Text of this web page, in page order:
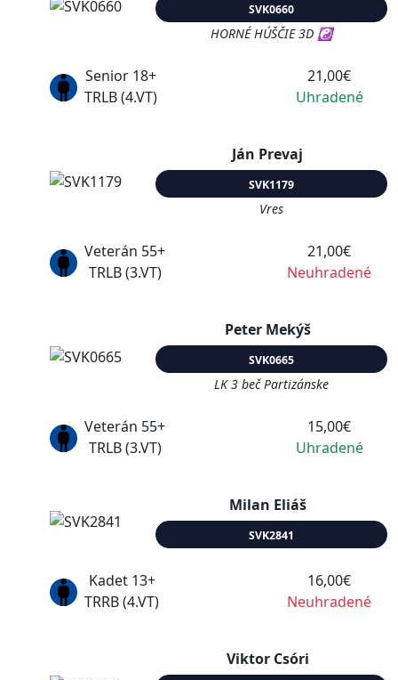
SVK0660
HORNÉ HÚŠČIE 3D ☯
Senior 18+
TRLB (4.VT)
21,00€
Uhradené
Ján Prevaj
SVK1179
Vres
Veterán 55+
TRLB (3.VT)
21,00€
Neuhradené
Peter Mekýš
SVK0665
LK 3 beč Partizánske
Veterán 55+
TRLB (3.VT)
15,00€
Uhradené
Milan Eliáš
SVK2841
Kadet 13+
TRRB (4.VT)
16,00€
Neuhradené
Viktor Csóri